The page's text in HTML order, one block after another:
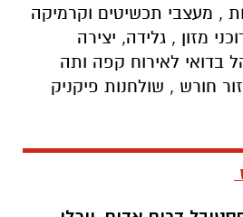
, מעצבי תכשיטים וקרמיקה
מזון , גלידה, יצירה
בדואי לאירוח קפה ותה
חורש , שולחנות פיקניק